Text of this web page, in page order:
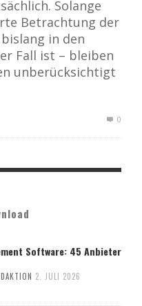
Solange
Betrachtung der
in den
Fall ist – bleiben
unberücksichtigt
0
Software: 45 Anbieter
2. JULI 2026